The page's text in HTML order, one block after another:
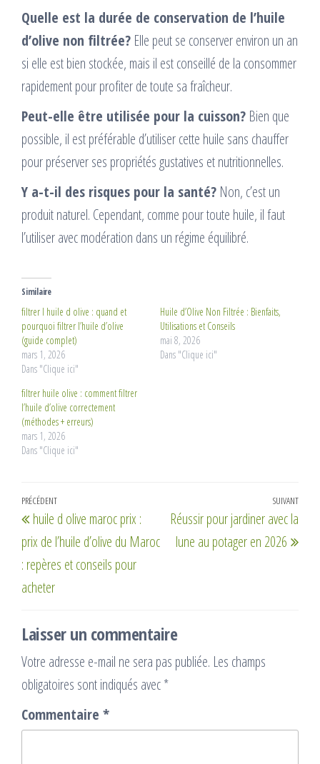
Quelle est la durée de conservation de l’huile
d’olive non filtrée? Elle peut se conserver environ un an
si elle est bien stockée, mais il est conseillé de la consommer
rapidement pour profiter de toute sa fraîcheur.
Peut-elle être utilisée pour la cuisson? Bien que
possible, il est préférable d’utiliser cette huile sans chauffer
pour préserver ses propriétés gustatives et nutritionnelles.
Y a-t-il des risques pour la santé? Non, c’est un
produit naturel. Cependant, comme pour toute huile, il faut
l’utiliser avec modération dans un régime équilibré.
Similaire
filtrer l huile d olive : quand et
pourquoi filtrer l’huile d’olive
(guide complet)
mars 1, 2026
Dans "Clique ici"
Huile d’Olive Non Filtrée : Bienfaits,
Utilisations et Conseils
mai 8, 2026
Dans "Clique ici"
filtrer huile olive : comment filtrer
l’huile d’olive correctement
(méthodes + erreurs)
mars 1, 2026
Dans "Clique ici"
Navigation
de
l’article
Article
précédent
PRÉCÉDENT
huile d olive maroc prix :
prix de l’huile d’olive du Maroc
: repères et conseils pour
acheter
SUIVANT
Réussir pour jardiner avec la
lune au potager en 2026
Laisser un commentaire
Votre adresse e-mail ne sera pas publiée. Les champs
obligatoires sont indiqués avec*
Commentaire *